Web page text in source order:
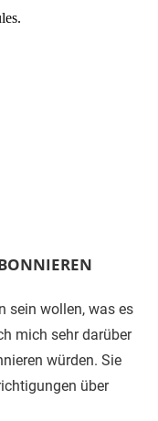
sein wollen, was es
mich sehr darüber
würden. Sie
über